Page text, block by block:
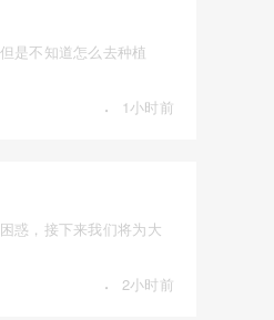
是不知道怎么去种植
· 1小时前
惑，接下来我们将为大
· 2小时前